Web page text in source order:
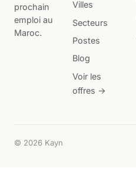
prochain
emploi au
Maroc.
Villes
Secteurs
Postes
Blog
Voir les
offres →
© 2026 Kayn